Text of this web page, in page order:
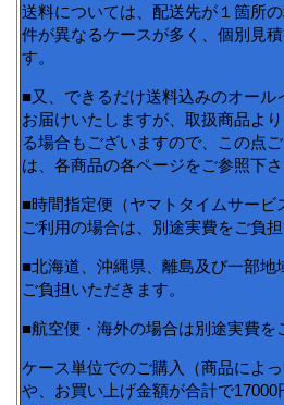
送料については、配送先が１箇所
件が異なるケースが多く、個別見
す。
■又、できるだけ送料込みのオール
お届けいたしますが、取扱商品よ
る場合もございますので、この点
は、各商品の各ページをご参照下さ
■時間指定便（ヤマトタイムサービ
ご利用の場合は、別途実費をご負担
■北海道、沖縄県、離島及び一部地
ご負担いただきます。
■航空便・海外の場合は別途実費を
ケース単位でのご購入（商品によっ
や、お買い上げ金額が合計で